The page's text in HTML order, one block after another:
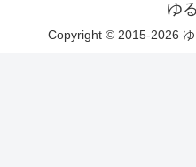
ゆ
Copyright © 2015-2026